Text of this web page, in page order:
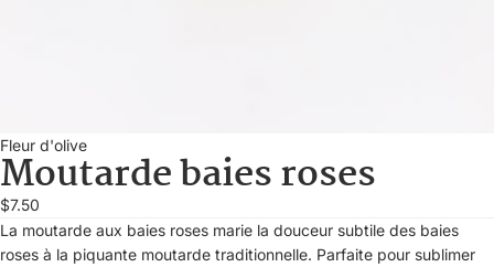
Fleur d'olive
Moutarde baies roses
$7.50
La moutarde aux baies roses marie la douceur subtile des baies
roses à la piquante moutarde traditionnelle. Parfaite pour sublimer